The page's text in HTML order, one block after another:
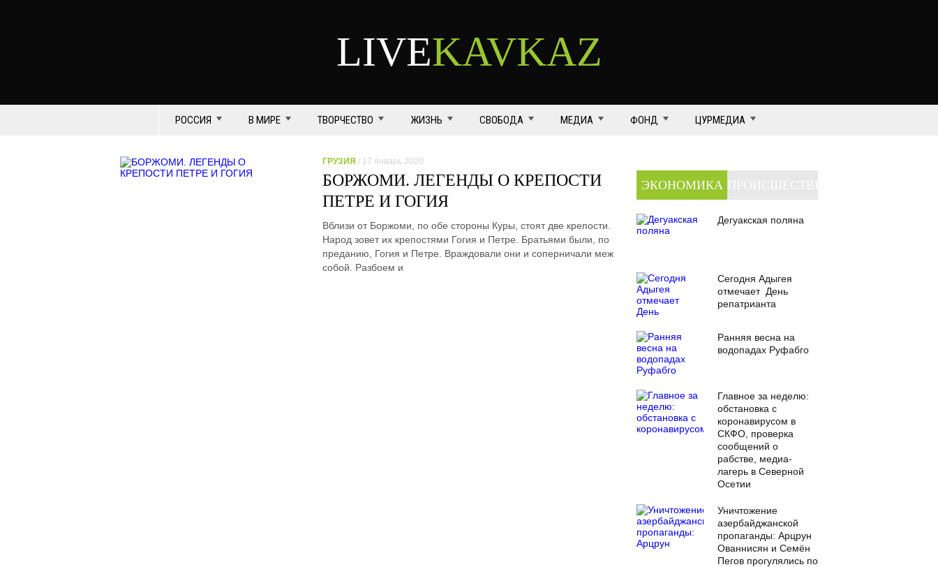
LIVEKAVKAZ
РОССИЯ В МИРЕ ТВОРЧЕСТВО ЖИЗНЬ СВОБОДА МЕДИА ФОНД ЦУРМЕДИА
ГРУЗИЯ / 17 январь 2020
БОРЖОМИ. ЛЕГЕНДЫ О КРЕПОСТИ
ПЕТРЕ И ГОГИЯ
Вблизи от Боржоми, по обе стороны Куры, стоят две крепости.
Народ зовет их крепостями Гогия и Петре. Братьями были, по
преданию, Гогия и Петре. Враждовали они и соперничали меж
собой. Разбоем и
ЭКОНОМИКА
Дегуакская поляна
Сегодня Адыгея
отмечает День
репатрианта
Ранняя весна на
водопадах Руфабго
Главное за неделю:
обстановка с
коронавирусом в
СКФО, проверка
сообщений о
рабстве, медиа-
лагерь в Северной
Осетии
Уничтожение
азербайджанской
пропаганды: Арцрун
Ованнисян и Семён
Пегов прогулялись по